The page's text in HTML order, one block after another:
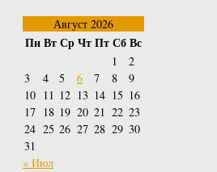
Август 2026
ПнВтСрЧтПтСбВс
1
2
3
4 5 6 7 8
9
10 11 12 13 14 15 16
17 18 19 20 21 22 23
24 25 26 27 28 29 30
31
« Июл